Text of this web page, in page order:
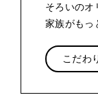
そろいのオ
家族がもっ
こだわ